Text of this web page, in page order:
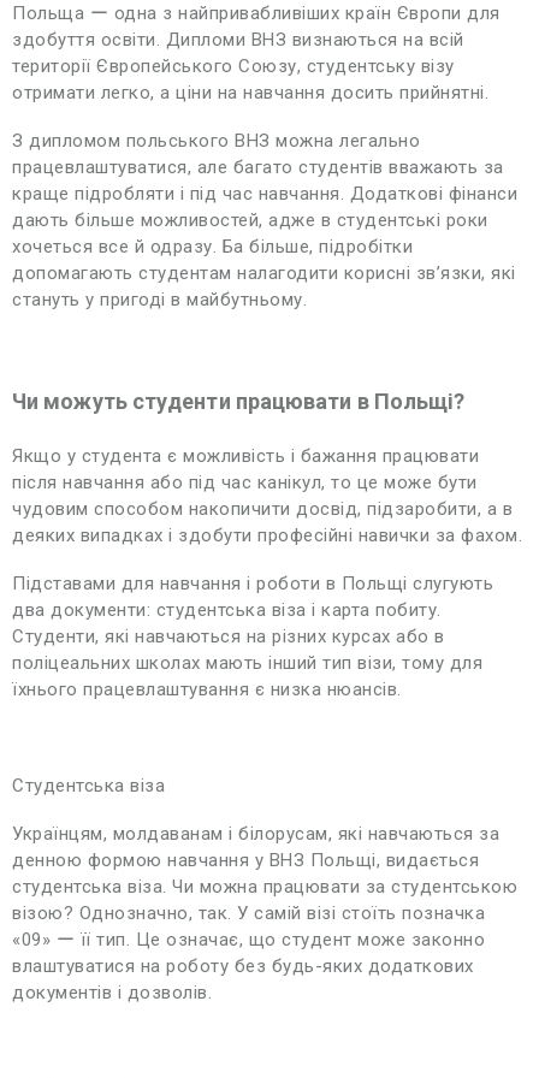
Польща ー одна з найпривабливіших країн Європи для
здобуття освіти. Дипломи ВНЗ визнаються на всій
території Європейського Союзу, студентську візу
отримати легко, а ціни на навчання досить прийнятні.
З дипломом польського ВНЗ можна легально
працевлаштуватися, але багато студентів вважають за
краще підробляти і під час навчання. Додаткові фінанси
дають більше можливостей, адже в студентські роки
хочеться все й одразу. Ба більше, підробітки
допомагають студентам налагодити корисні зв’язки, які
стануть у пригоді в майбутньому.
Чи можуть студенти працювати в Польщі?
Якщо у студента є можливість і бажання працювати
після навчання або під час канікул, то це може бути
чудовим способом накопичити досвід, підзаробити, а в
деяких випадках і здобути професійні навички за фахом.
Підставами для навчання і роботи в Польщі слугують
два документи: студентська віза і карта побиту.
Студенти, які навчаються на різних курсах або в
поліцеальних школах мають інший тип візи, тому для
їхнього працевлаштування є низка нюансів.
Студентська віза
Українцям, молдаванам і білорусам, які навчаються за
денною формою навчання у ВНЗ Польщі, видається
студентська віза. Чи можна працювати за студентською
візою? Однозначно, так. У самій візі стоїть позначка
«09» ー її тип. Це означає, що студент може законно
влаштуватися на роботу без будь-яких додаткових
документів і дозволів.